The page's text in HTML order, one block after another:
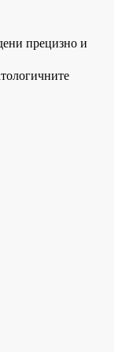
прецизно и